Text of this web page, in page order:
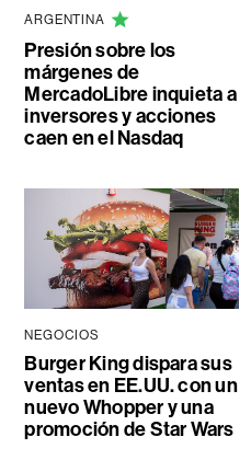
ARGENTINA
Presión sobre los
márgenes de
MercadoLibre inquieta a
inversores y acciones
caen en el Nasdaq
NEGOCIOS
Burger King dispara sus
ventas en EE.UU. con un
nuevo Whopper y una
promoción de Star Wars